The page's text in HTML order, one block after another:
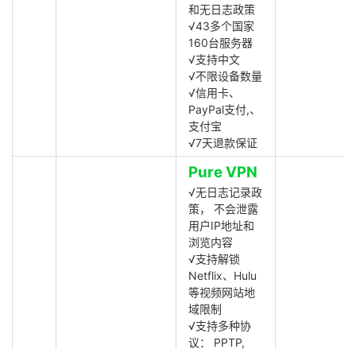
和无日志政策
√43多个国家
160台服务器
√支持中文
√不限设备数量
√信用卡、
PayPal支付,、
支付宝
√7天退款保证
Pure VPN
√无日志记录政
策， 不会泄露
用户IP地址和
浏览内容
√支持解锁
Netflix、Hulu
等视频网站地
域限制
√支持多种协
议： PPTP,